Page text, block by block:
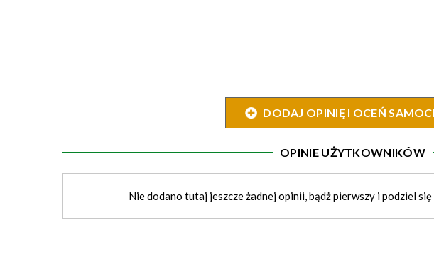
DODAJ OPINIĘ I OCEŃ
OPINIE UŻYTKOWNIKÓW
Nie dodano tutaj jeszcze żadnej opinii, bądż pierwszy i podziel